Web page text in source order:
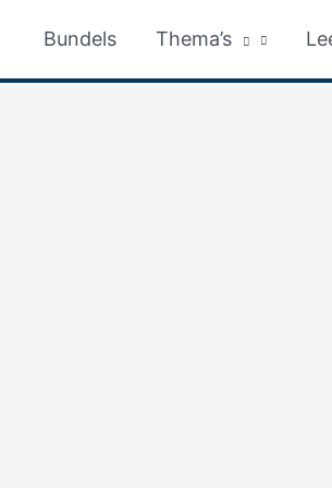
Bundels Thema’s